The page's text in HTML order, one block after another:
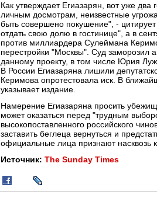
Как утверждает Егиазарян, вот уже
личным досмотрам, неизвестные
быть совершено покушение", -
отдать свою долю в гостинице", а в
против миллиардера Сулеймана
перестройки "Москвы". Суд заморозил
данному проекту, в том числе Юрия
В России Егиазаряна лишили
Керимова опротестовала иск. В
указывает издание.
Намерение Егиазаряна просить
может оказаться перед "трудным
высокопоставленного российского
заставить беглеца вернуться и
официальные лица признают насквозь
Источник: The Sunday Times